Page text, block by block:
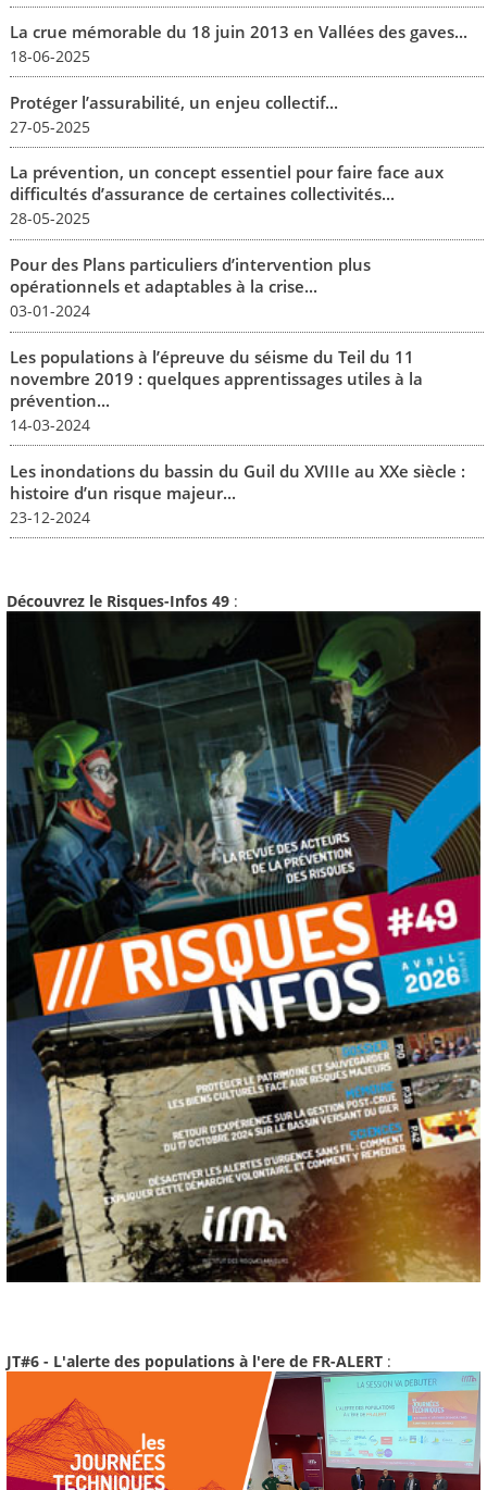
La crue mémorable du 18 juin 2013 en Vallées des gaves...
18-06-2025
Protéger l’assurabilité, un enjeu collectif...
27-05-2025
La prévention, un concept essentiel pour faire face aux
difficultés d’assurance de certaines collectivités...
28-05-2025
Pour des Plans particuliers d’intervention plus
opérationnels et adaptables à la crise...
03-01-2024
Les populations à l’épreuve du séisme du Teil du 11
novembre 2019 : quelques apprentissages utiles à la
prévention...
14-03-2024
Les inondations du bassin du Guil du XVIIIe au XXe siècle :
histoire d’un risque majeur...
23-12-2024
Découvrez le Risques-Infos 49 :
JT#6 - L'alerte des populations à l'ere de FR-ALERT :